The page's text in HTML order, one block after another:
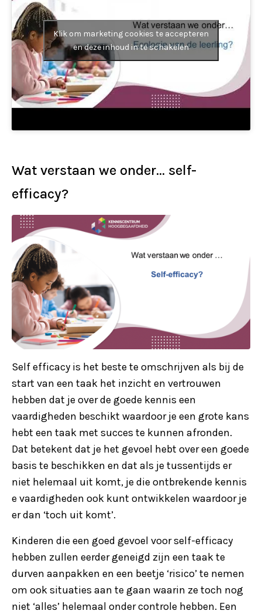
Klik om marketing cookies te accepteren
en deze inhoud in te schakelen
Wat verstaan we onder… self-
efficacy?
Self efficacy is het beste te omschrijven als bij de
start van een taak het inzicht en vertrouwen
hebben dat je over de goede kennis een
vaardigheden beschikt waardoor je een grote kans
hebt een taak met succes te kunnen afronden.
Dat betekent dat je het gevoel hebt over een goede
basis te beschikken en dat als je tussentijds er
niet helemaal uit komt, je die ontbrekende kennis
e vaardigheden ook kunt ontwikkelen waardoor je
er dan ‘toch uit komt’.
Kinderen die een goed gevoel voor self-efficacy
hebben zullen eerder geneigd zijn een taak te
durven aanpakken en een beetje ‘risico’ te nemen
om ook situaties aan te gaan waarin ze toch nog
niet ‘alles’ helemaal onder controle hebben. Een